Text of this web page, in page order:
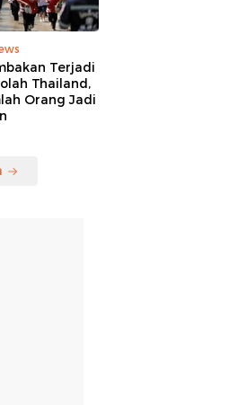
Terjadi
Thailand,
Orang Jadi